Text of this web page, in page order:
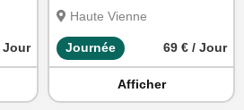
Jour
Haute Vienne
Journée 69 € / Jour
Afficher